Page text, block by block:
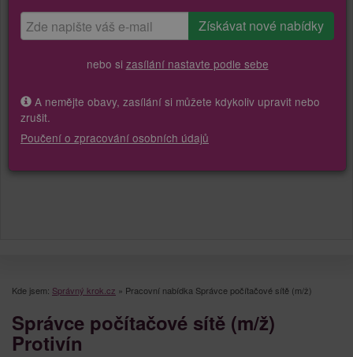
Kde jsem: Správný krok.cz » Pracovní nabídka Správce počítačové sítě (m/ž)
Správce počítačové sítě (m/ž)
Protivín
nebo si zasílání nastavte podle sebe
A nemějte obavy, zasílání si můžete kdykoliv upravit nebo
zrušit.
Poučení o zpracování osobních údajů